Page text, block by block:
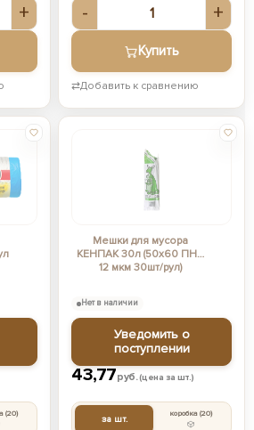
+ - +
Купить
⇄Добавить к сравнению
(20)
Мешки для мусора
КЕНПАК 30л (50х60 ПНД
12 мкм 30шт/рул)
43,77руб.(цена за шт.)
за шт. коробка(20)
Нет в наличии
Уведомить о
поступлении